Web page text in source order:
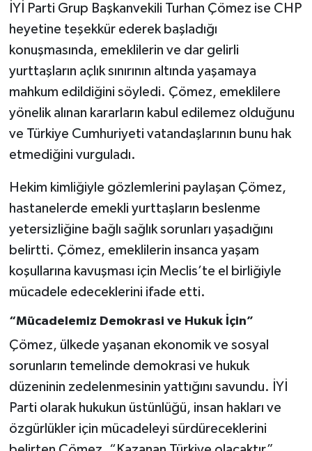
İYİ Parti Grup Başkanvekili Turhan Çömez ise CHP
heyetine teşekkür ederek başladığı
konuşmasında, emeklilerin ve dar gelirli
yurttaşların açlık sınırının altında yaşamaya
mahkum edildiğini söyledi. Çömez, emeklilere
yönelik alınan kararların kabul edilemez olduğunu
ve Türkiye Cumhuriyeti vatandaşlarının bunu hak
etmediğini vurguladı.
Hekim kimliğiyle gözlemlerini paylaşan Çömez,
hastanelerde emekli yurttaşların beslenme
yetersizliğine bağlı sağlık sorunları yaşadığını
belirtti. Çömez, emeklilerin insanca yaşam
koşullarına kavuşması için Meclis’te el birliğiyle
mücadele edeceklerini ifade etti.
“Mücadelemiz Demokrasi ve Hukuk İçin”
Çömez, ülkede yaşanan ekonomik ve sosyal
sorunların temelinde demokrasi ve hukuk
düzeninin zedelenmesinin yattığını savundu. İYİ
Parti olarak hukukun üstünlüğü, insan hakları ve
özgürlükler için mücadeleyi sürdüreceklerini